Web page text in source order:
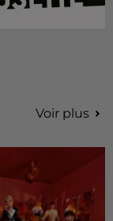
Voir plus